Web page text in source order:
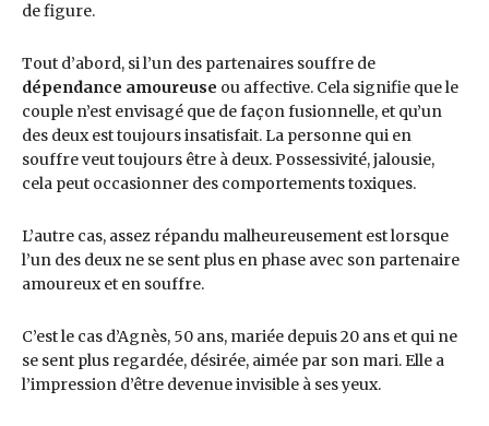
de figure.
Tout d’abord, si l’un des partenaires souffre de
dépendance amoureuse ou affective. Cela signifie que le
couple n’est envisagé que de façon fusionnelle, et qu’un
des deux est toujours insatisfait. La personne qui en
souffre veut toujours être à deux. Possessivité, jalousie,
cela peut occasionner des comportements toxiques.
L’autre cas, assez répandu malheureusement est lorsque
l’un des deux ne se sent plus en phase avec son partenaire
amoureux et en souffre.
C’est le cas d’Agnès, 50 ans, mariée depuis 20 ans et qui ne
se sent plus regardée, désirée, aimée par son mari. Elle a
l’impression d’être devenue invisible à ses yeux.